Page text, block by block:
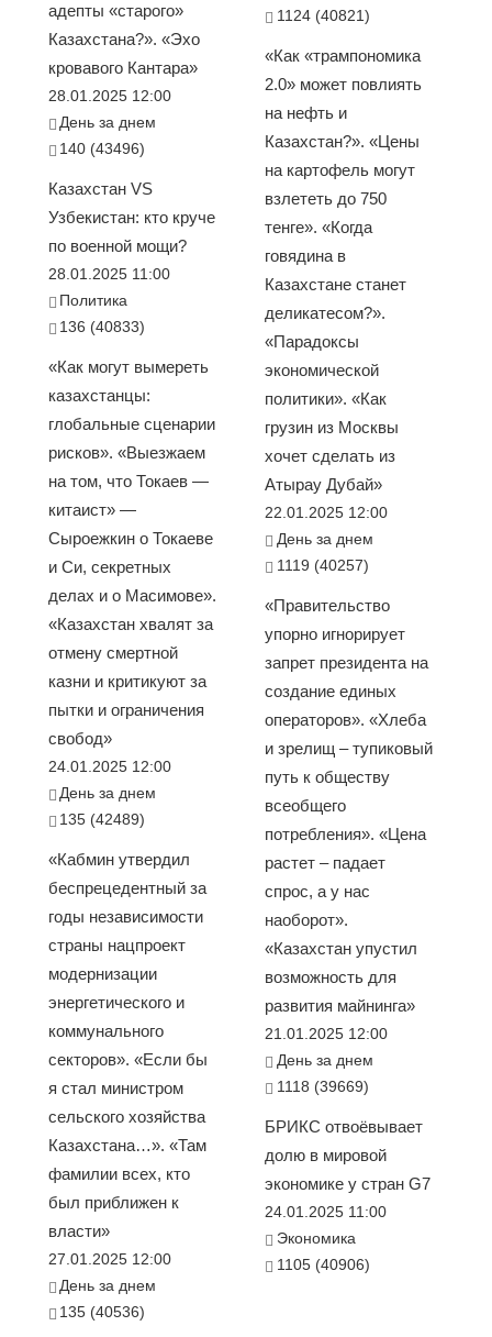
адепты «старого»
Казахстана?». «Эхо
кровавого Кантара»
28.01.2025 12:00
День за днем
140 (43496)
Казахстан VS
Узбекистан: кто круче
по военной мощи?
28.01.2025 11:00
Политика
136 (40833)
«Как могут вымереть
казахстанцы:
глобальные сценарии
рисков». «Выезжаем
на том, что Токаев —
китаист» —
Сыроежкин о Токаеве
и Си, секретных
делах и о Масимове».
«Казахстан хвалят за
отмену смертной
казни и критикуют за
пытки и ограничения
свобод»
24.01.2025 12:00
День за днем
135 (42489)
«Кабмин утвердил
беспрецедентный за
годы независимости
страны нацпроект
модернизации
энергетического и
коммунального
секторов». «Если бы
я стал министром
сельского хозяйства
Казахстана…». «Там
фамилии всех, кто
был приближен к
власти»
27.01.2025 12:00
День за днем
135 (40536)
1124 (40821)
«Как «трампономика
2.0» может повлиять
на нефть и
Казахстан?». «Цены
на картофель могут
взлететь до 750
тенге». «Когда
говядина в
Казахстане станет
деликатесом?».
«Парадоксы
экономической
политики». «Как
грузин из Москвы
хочет сделать из
Атырау Дубай»
22.01.2025 12:00
День за днем
1119 (40257)
«Правительство
упорно игнорирует
запрет президента на
создание единых
операторов». «Хлеба
и зрелищ – тупиковый
путь к обществу
всеобщего
потребления». «Цена
растет – падает
спрос, а у нас
наоборот».
«Казахстан упустил
возможность для
развития майнинга»
21.01.2025 12:00
День за днем
1118 (39669)
БРИКС отвоёвывает
долю в мировой
экономике у стран G7
24.01.2025 11:00
Экономика
1105 (40906)